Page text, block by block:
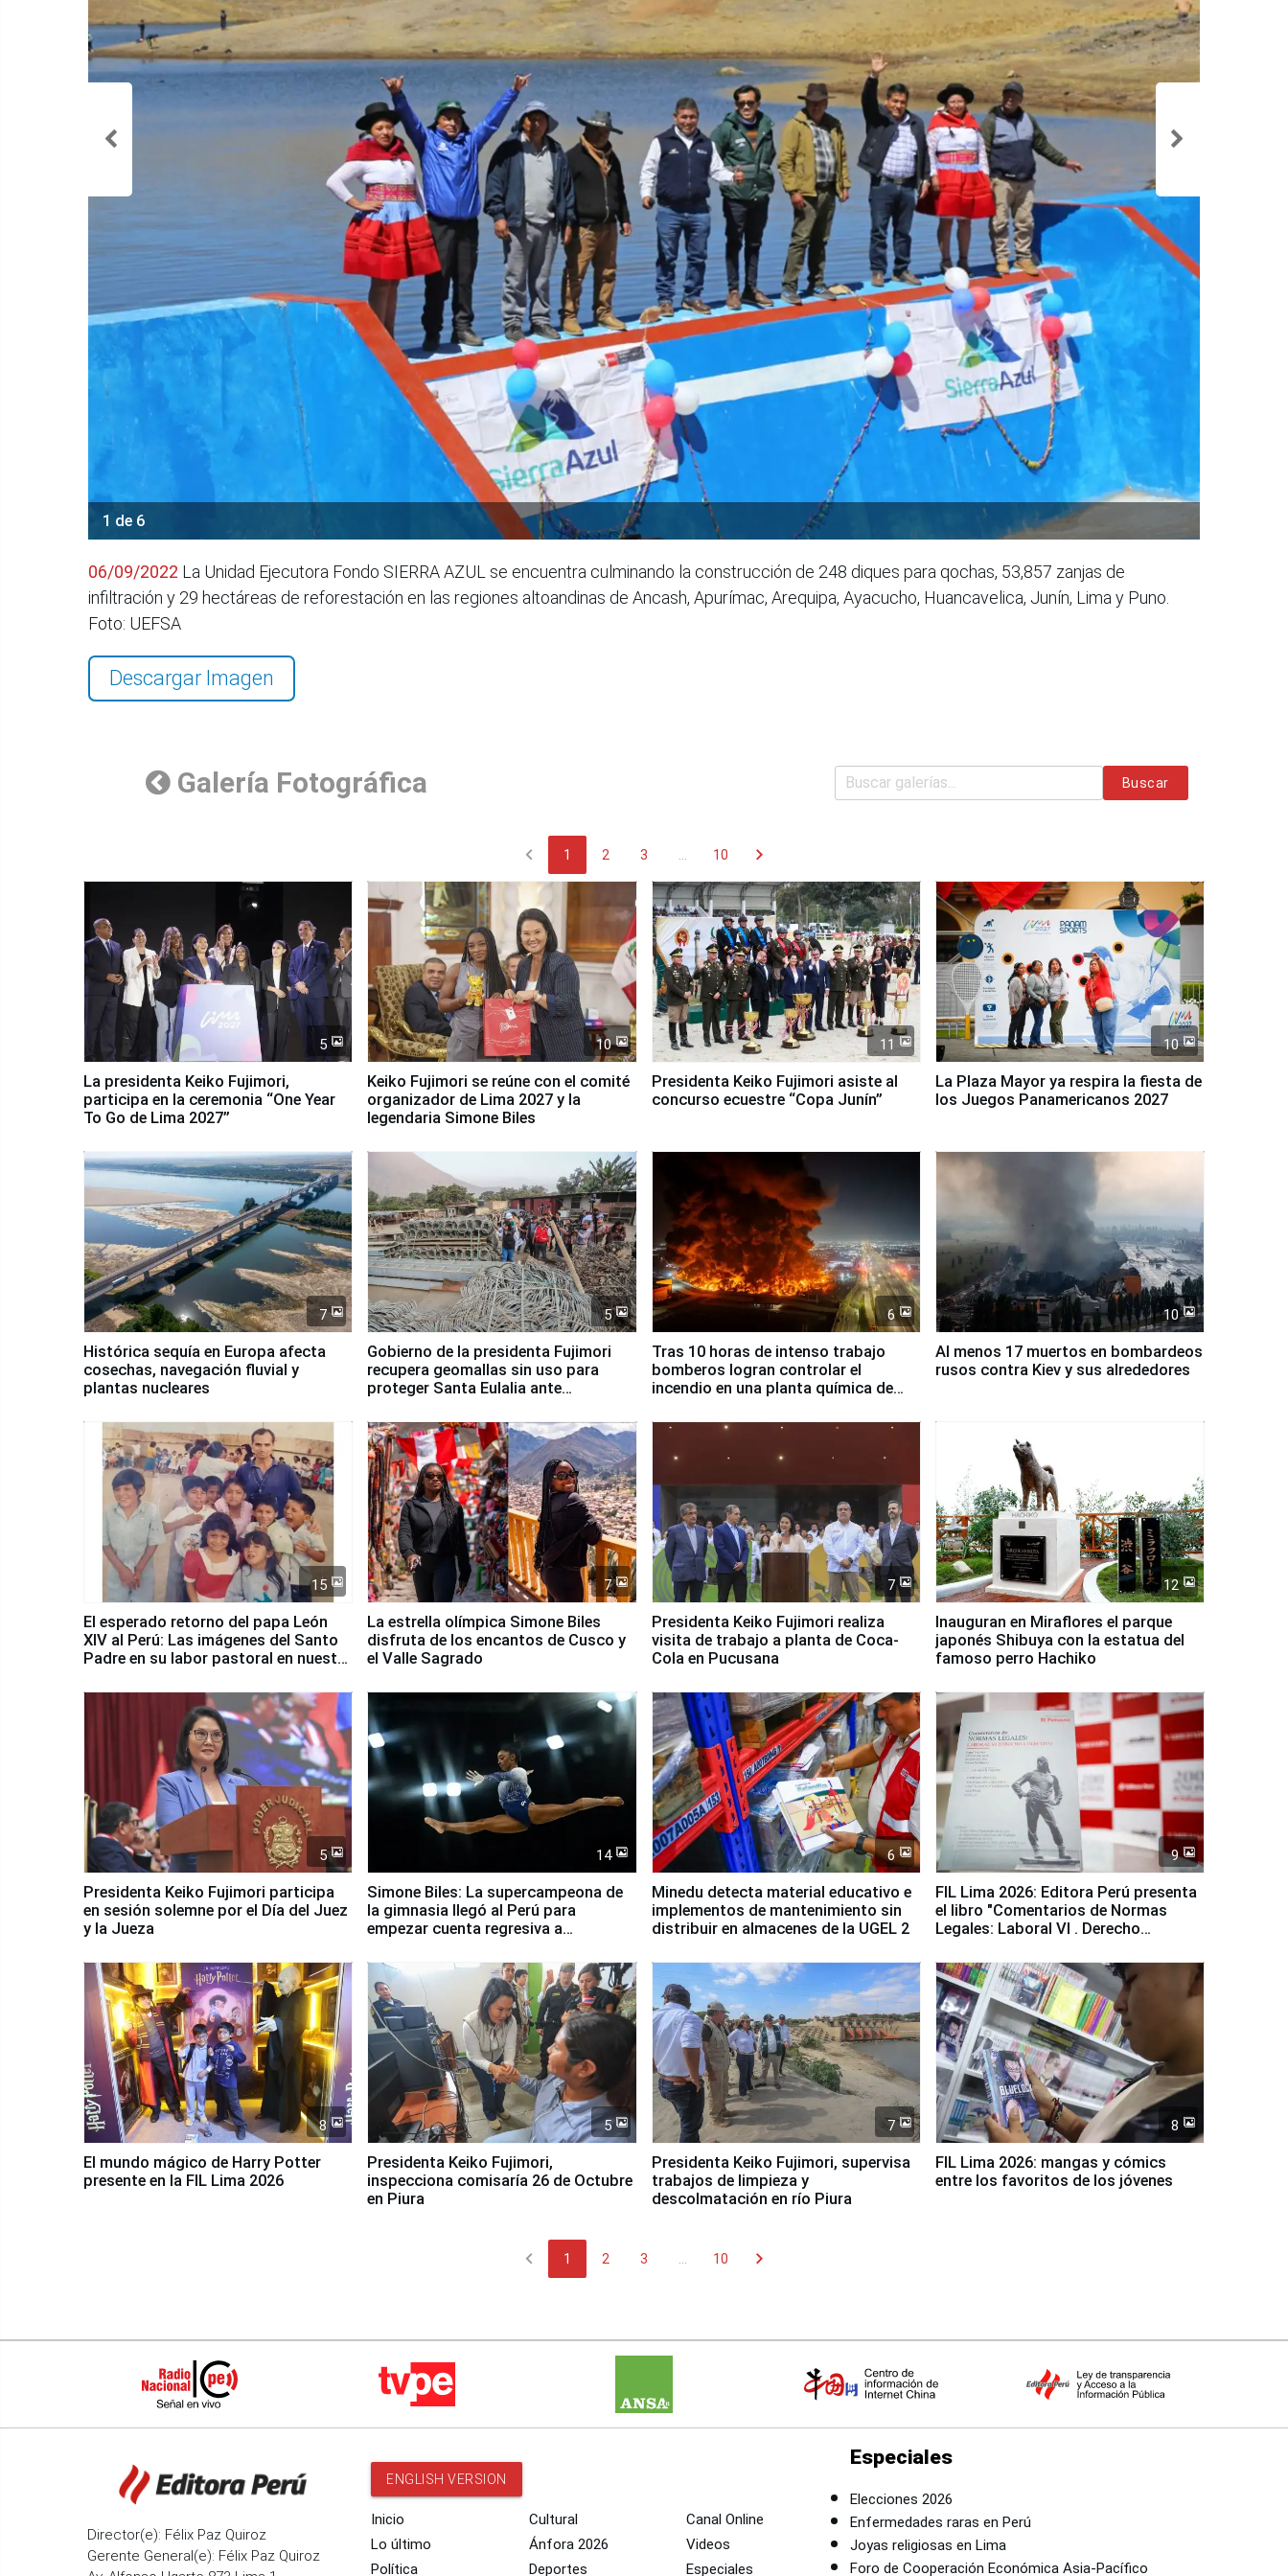
1 de 6
06/09/2022 La Unidad Ejecutora Fondo SIERRA AZUL se encuentra culminando la construcción de 248 diques para qochas, 53,857 zanjas de
infiltración y 29 hectáreas de reforestación en las regiones altoandinas de Ancash, Apurímac, Arequipa, Ayacucho, Huancavelica, Junín, Lima y Puno.
Foto: UEFSA
Descargar Imagen
Galería Fotográfica Buscar
chevron_left 1 2 3 10 chevron_right
5
La presidenta Keiko Fujimori,
participa en la ceremonia “One Year
To Go de Lima 2027”
10
Keiko Fujimori se reúne con el comité
organizador de Lima 2027 y la
legendaria Simone Biles
11
Presidenta Keiko Fujimori asiste al
concurso ecuestre “Copa Junín”
10
La Plaza Mayor ya respira la fiesta de
los Juegos Panamericanos 2027
7
Histórica sequía en Europa afecta
cosechas, navegación fluvial y
plantas nucleares
5
Gobierno de la presidenta Fujimori
recupera geomallas sin uso para
proteger Santa Eulalia ante
6
Tras 10 horas de intenso trabajo
bomberos logran controlar el
incendio en una planta química de
10
Al menos 17 muertos en bombardeos
rusos contra Kiev y sus alrededores
15
El esperado retorno del papa León
XIV al Perú: Las imágenes del Santo
Padre en su labor pastoral en nuestro
7
La estrella olímpica Simone Biles
disfruta de los encantos de Cusco y
el Valle Sagrado
7
Presidenta Keiko Fujimori realiza
visita de trabajo a planta de Coca-
Cola en Pucusana
12
Inauguran en Miraflores el parque
japonés Shibuya con la estatua del
famoso perro Hachiko
5
Presidenta Keiko Fujimori participa
en sesión solemne por el Día del Juez
y la Jueza
14
Simone Biles: La supercampeona de
la gimnasia llegó al Perú para
empezar cuenta regresiva a
6
Minedu detecta material educativo e
implementos de mantenimiento sin
distribuir en almacenes de la UGEL 2
9
FIL Lima 2026: Editora Perú presenta
el libro "Comentarios de Normas
Legales: Laboral Vl . Derecho
8
El mundo mágico de Harry Potter
presente en la FIL Lima 2026
5
Presidenta Keiko Fujimori,
inspecciona comisaría 26 de Octubre
en Piura
7
Presidenta Keiko Fujimori, supervisa
trabajos de limpieza y
descolmatación en río Piura
8
FIL Lima 2026: mangas y cómics
entre los favoritos de los jóvenes
chevron_left 1 2 3 10 chevron_right
Director(e): Félix Paz Quiroz
Gerente General(e): Félix Paz Quiroz
ENGLISH VERSION
Inicio
Lo último
Política
Cultural
Ánfora 2026
Deportes
Canal Online
Videos
Especiales
Especiales
Elecciones 2026
Enfermedades raras en Perú
Joyas religiosas en Lima
Foro de Cooperación Económica Asia-Pacífico